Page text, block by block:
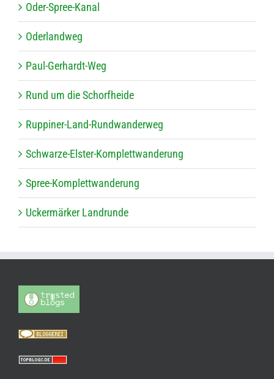
Oder-Spree-Kanal
Oder­land­weg
Paul-Ger­hardt-Weg
Rund um die Schorfheide
Rup­pi­ner-Land-Rund­wan­der­weg
Schwarze-Els­ter-Kom­plett­wan­de­rung
Spree-Kom­plett­wan­de­rung
Ucker­mär­ker Landrunde